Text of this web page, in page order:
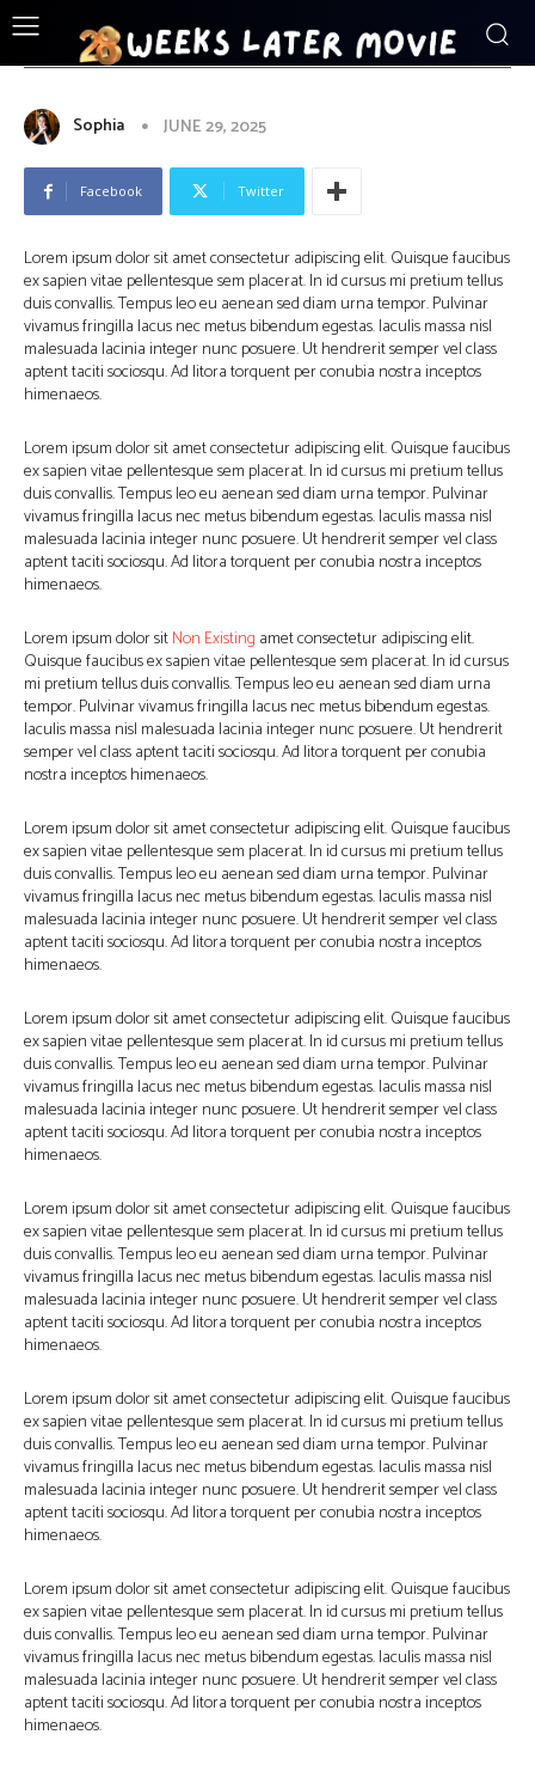
ENTERTAINMENT
Sophia JUNE 29, 2025
Facebook Twitter
Lorem ipsum dolor sit amet consectetur adipiscing elit. Quisque faucibus
ex sapien vitae pellentesque sem placerat. In id cursus mi pretium tellus
duis convallis. Tempus leo eu aenean sed diam urna tempor. Pulvinar
vivamus fringilla lacus nec metus bibendum egestas. Iaculis massa nisl
malesuada lacinia integer nunc posuere. Ut hendrerit semper vel class
aptent taciti sociosqu. Ad litora torquent per conubia nostra inceptos
himenaeos.
Lorem ipsum dolor sit amet consectetur adipiscing elit. Quisque faucibus
ex sapien vitae pellentesque sem placerat. In id cursus mi pretium tellus
duis convallis. Tempus leo eu aenean sed diam urna tempor. Pulvinar
vivamus fringilla lacus nec metus bibendum egestas. Iaculis massa nisl
malesuada lacinia integer nunc posuere. Ut hendrerit semper vel class
aptent taciti sociosqu. Ad litora torquent per conubia nostra inceptos
himenaeos.
Lorem ipsum dolor sitNon Existing amet consectetur adipiscing elit.
Quisque faucibus ex sapien vitae pellentesque sem placerat. In id cursus
mi pretium tellus duis convallis. Tempus leo eu aenean sed diam urna
tempor. Pulvinar vivamus fringilla lacus nec metus bibendum egestas.
Iaculis massa nisl malesuada lacinia integer nunc posuere. Ut hendrerit
semper vel class aptent taciti sociosqu. Ad litora torquent per conubia
nostra inceptos himenaeos.
Lorem ipsum dolor sit amet consectetur adipiscing elit. Quisque faucibus
ex sapien vitae pellentesque sem placerat. In id cursus mi pretium tellus
duis convallis. Tempus leo eu aenean sed diam urna tempor. Pulvinar
vivamus fringilla lacus nec metus bibendum egestas. Iaculis massa nisl
malesuada lacinia integer nunc posuere. Ut hendrerit semper vel class
aptent taciti sociosqu. Ad litora torquent per conubia nostra inceptos
himenaeos.
Lorem ipsum dolor sit amet consectetur adipiscing elit. Quisque faucibus
ex sapien vitae pellentesque sem placerat. In id cursus mi pretium tellus
duis convallis. Tempus leo eu aenean sed diam urna tempor. Pulvinar
vivamus fringilla lacus nec metus bibendum egestas. Iaculis massa nisl
malesuada lacinia integer nunc posuere. Ut hendrerit semper vel class
aptent taciti sociosqu. Ad litora torquent per conubia nostra inceptos
himenaeos.
Lorem ipsum dolor sit amet consectetur adipiscing elit. Quisque faucibus
ex sapien vitae pellentesque sem placerat. In id cursus mi pretium tellus
duis convallis. Tempus leo eu aenean sed diam urna tempor. Pulvinar
vivamus fringilla lacus nec metus bibendum egestas. Iaculis massa nisl
malesuada lacinia integer nunc posuere. Ut hendrerit semper vel class
aptent taciti sociosqu. Ad litora torquent per conubia nostra inceptos
himenaeos.
Lorem ipsum dolor sit amet consectetur adipiscing elit. Quisque faucibus
ex sapien vitae pellentesque sem placerat. In id cursus mi pretium tellus
duis convallis. Tempus leo eu aenean sed diam urna tempor. Pulvinar
vivamus fringilla lacus nec metus bibendum egestas. Iaculis massa nisl
malesuada lacinia integer nunc posuere. Ut hendrerit semper vel class
aptent taciti sociosqu. Ad litora torquent per conubia nostra inceptos
himenaeos.
Lorem ipsum dolor sit amet consectetur adipiscing elit. Quisque faucibus
ex sapien vitae pellentesque sem placerat. In id cursus mi pretium tellus
duis convallis. Tempus leo eu aenean sed diam urna tempor. Pulvinar
vivamus fringilla lacus nec metus bibendum egestas. Iaculis massa nisl
malesuada lacinia integer nunc posuere. Ut hendrerit semper vel class
aptent taciti sociosqu. Ad litora torquent per conubia nostra inceptos
himenaeos.